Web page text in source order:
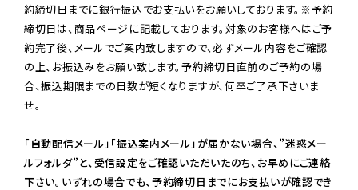
約締切日までに銀行振込でお支払いをお願いしております。※予約
締切日は、商品ページに記載しております。対象のお客様へはご予
約完了後、メールでご案内致しますので、必ずメール内容をご確認
の上、お振込みをお願い致します。予約締切日直前のご予約の場
合、振込期限までの日数が短くなりますが、何卒ご了承下さいま
せ。
「自動配信メール」「振込案内メール」が届かない場合、”迷惑メー
ルフォルダ”と、受信設定をご確認いただいたのち、お早めにご連絡
下さい。いずれの場合でも、予約締切日までにお支払いが確認でき